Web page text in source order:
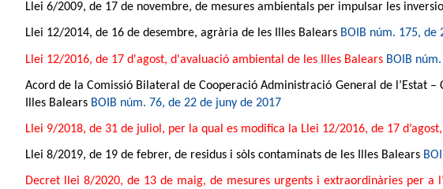
Llei 6/2009, de 17 de novembre, de mesures ambientals per impulsar les
Llei 12/2014, de 16 de desembre, agrària de les Illes Balears BOIB núm. 175, de
Llei 12/2016, de 17 d'agost, d'avaluació ambiental de les Illes Balears BOIB
Acord de la Comissió Bilateral de Cooperació Administració General de l’Estat
Illes Balears BOIB núm. 76, de 22 de juny de 2017
Llei 9/2018, de 31 de juliol, per la qual es modifica la Llei 12/2016, de 17
Llei 8/2019, de 19 de febrer, de residus i sòls contaminats de les Illes Balears
Decret llei 8/2020, de 13 de maig, de mesures urgents i extraordinàries per a